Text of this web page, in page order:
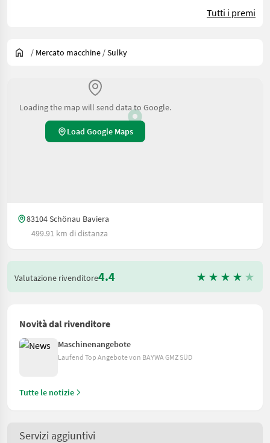
Tutti i premi
/ Mercato macchine /Sulky
Loading the map will send data to Google.
Load Google Maps
83104 Schönau Baviera
499.91 km di distanza
Valutazione rivenditore4.4
Novità dal rivenditore
Maschinenangebote
Laufend Top Angebote von BAYWA GMZ SÜD
Tutte le notizie
Servizi aggiuntivi